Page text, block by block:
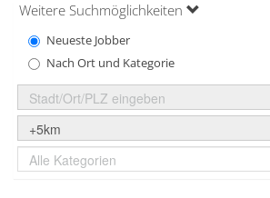
Weitere Suchmöglichkeiten
Neueste Jobber
Nach Ort und Kategorie
Stadt/Ort/PLZ eingeben
+5km
Alle Kategorien